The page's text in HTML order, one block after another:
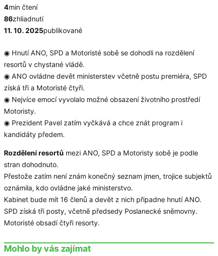
4min čtení
86zhliadnutí
11. 10. 2025publikované
◉ Hnutí ANO, SPD a Motoristé sobě se dohodli na rozdělení
resortů v chystané vládě.
◉ ANO ovládne devět ministerstev včetně postu premiéra, SPD
získá tři a Motoristé čtyři.
◉ Nejvíce emocí vyvolalo možné obsazení životního prostředí
Motoristy.
◉ Prezident Pavel zatím vyčkává a chce znát program i
kandidáty předem.
Rozdělení resortů mezi ANO, SPD a Motoristy sobě je podle
stran dohodnuto.
Přestože zatím není znám konečný seznam jmen, trojice subjektů
oznámila, kdo ovládne jaké ministerstvo.
Kabinet bude mít 16 členů a devět z nich připadne hnutí ANO.
SPD získá tři posty, včetně předsedy Poslanecké sněmovny.
Motoristé obsadí čtyři resorty.
Mohlo by vás zajímat